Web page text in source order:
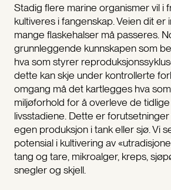
Stadig flere marine organismer vil i
kultiveres i fangenskap. Veien dit er
mange flaskehalser må passeres.
grunnleggende kunnskapen som
hva som styrer
dette kan skje under kontrollerte
omgang må det kartlegges hva
miljøforhold for å overleve de
livsstadiene. Dette er
egen produksjon i tank eller sjø. Vi
potensial i kultivering av
tang og tare, mikroalger, kreps,
snegler og skjell.